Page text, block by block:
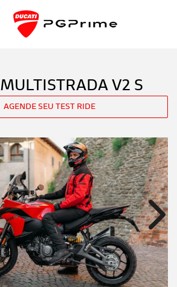
MULTISTRADA V2 S
AGENDE SEU TEST RIDE